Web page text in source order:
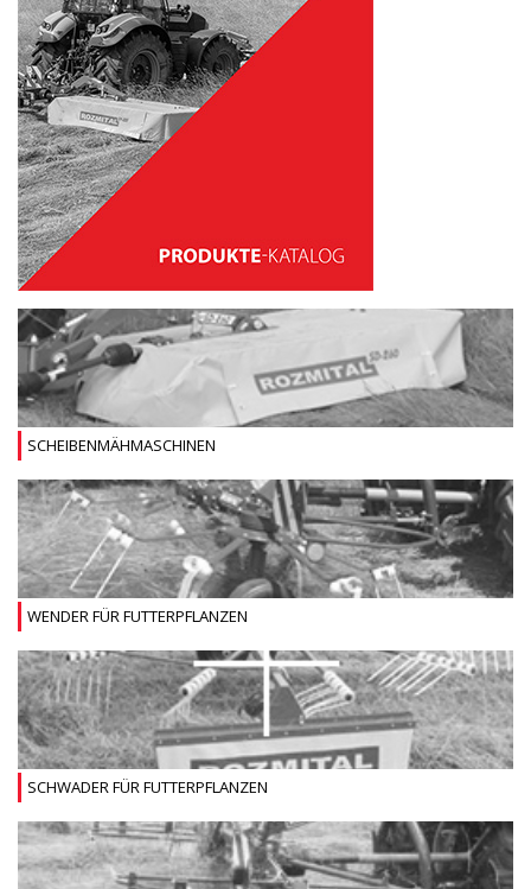
SCHEIBENMÄHMASCHINEN
WENDER FÜR FUTTERPFLANZEN
SCHWADER FÜR FUTTERPFLANZEN